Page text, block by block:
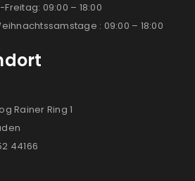
09:00 – 18:00
: 09:00 – 18:00
Rainer Ring 1
44166